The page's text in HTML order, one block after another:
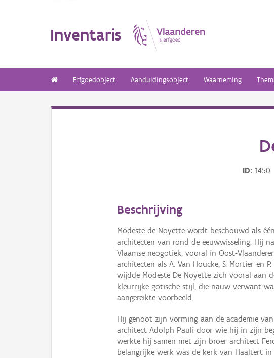
Inventaris
Erfgoedobject Aanduidingsobject Waarneming
ID 1450
Beschrijving
Modeste de Noyette wordt beschouwd als
architecten van rond de eeuwwisseling. Hij
Vlaamse neogotiek, vooral in Oost-
architecten als A. Van Houcke, S. Mortier en
wijdde Modeste De Noyette zich vooral aan
kleurrijke gotische stijl, die nauw verwant
aangereikte voorbeeld.
Hij genoot zijn vorming aan de academie
architect Adolph Pauli door wie hij in zijn
werkte hij samen met zijn broer architect
belangrijke werk was de kerk van Haaltert